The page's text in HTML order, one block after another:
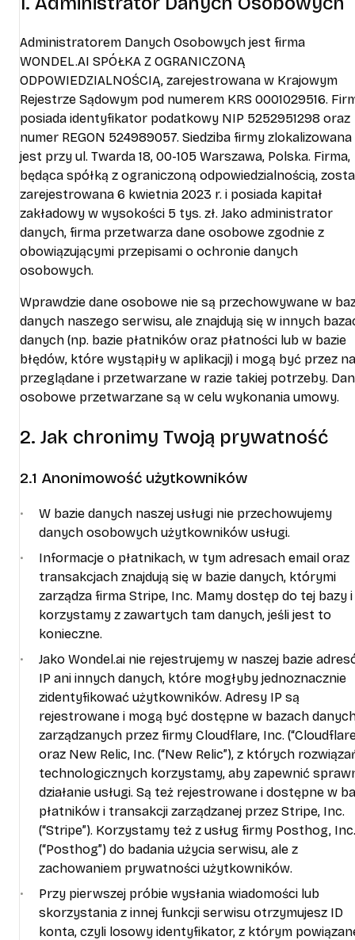
Administratorem Danych Osobowych jest firma
WONDEL.AI SPÓŁKA Z OGRANICZONĄ
ODPOWIEDZIALNOŚCIĄ, zarejestrowana w Krajowym
Rejestrze Sądowym pod numerem KRS 0001029516.
posiada identyfikator podatkowy NIP 5252951298 oraz
numer REGON 524989057. Siedziba firmy zlokalizowana
jest przy ul. Twarda 18, 00-105 Warszawa, Polska. Firma,
będąca spółką z ograniczoną odpowiedzialnością,
zarejestrowana 6 kwietnia 2023 r. i posiada kapitał
zakładowy w wysokości 5 tys. zł. Jako administrator
danych, firma przetwarza dane osobowe zgodnie z
obowiązującymi przepisami o ochronie danych
osobowych.
Wprawdzie dane osobowe nie są przechowywane w
danych naszego serwisu, ale znajdują się w innych
danych (np. bazie płatników oraz płatności lub w bazie
błędów, które wystąpiły w aplikacji) i mogą być przez
przeglądane i przetwarzane w razie takiej potrzeby.
osobowe przetwarzane są w celu wykonania umowy.
2. Jak chronimy Twoją prywatność
2.1 Anonimowość użytkowników
W bazie danych naszej usługi nie przechowujemy
danych osobowych użytkowników usługi.
Informacje o płatnikach, w tym adresach email oraz
transakcjach znajdują się w bazie danych, którymi
zarządza firma Stripe, Inc. Mamy dostęp do tej bazy i
korzystamy z zawartych tam danych, jeśli jest to
konieczne.
Jako Wondel.ai nie rejestrujemy w naszej bazie
IP ani innych danych, które mogłyby jednoznacznie
zidentyfikować użytkowników. Adresy IP są
rejestrowane i mogą być dostępne w bazach
zarządzanych przez firmy Cloudflare, Inc.
oraz New Relic, Inc. (“New Relic”), z których
technologicznych korzystamy, aby zapewnić
działanie usługi. Są też rejestrowane i dostępne w
płatników i transakcji zarządzanej przez Stripe, Inc.
(“Stripe”). Korzystamy też z usług firmy Posthog, Inc.
(“Posthog”) do badania użycia serwisu, ale z
zachowaniem prywatności użytkowników.
Przy pierwszej próbie wysłania wiadomości lub
skorzystania z innej funkcji serwisu otrzymujesz ID
konta, czyli losowy identyfikator, z którym